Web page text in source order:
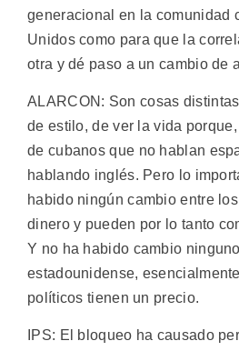
generacional en la comunidad
Unidos como para que la
otra y dé paso a un cambio de
ALARCON: Son cosas
de estilo, de ver la vida
de cubanos que no hablan
hablando inglés. Pero lo
habido ningún cambio entre
dinero y pueden por lo tanto
Y no ha habido cambio
estadounidense,
políticos tienen un precio.
IPS: El bloqueo ha causado